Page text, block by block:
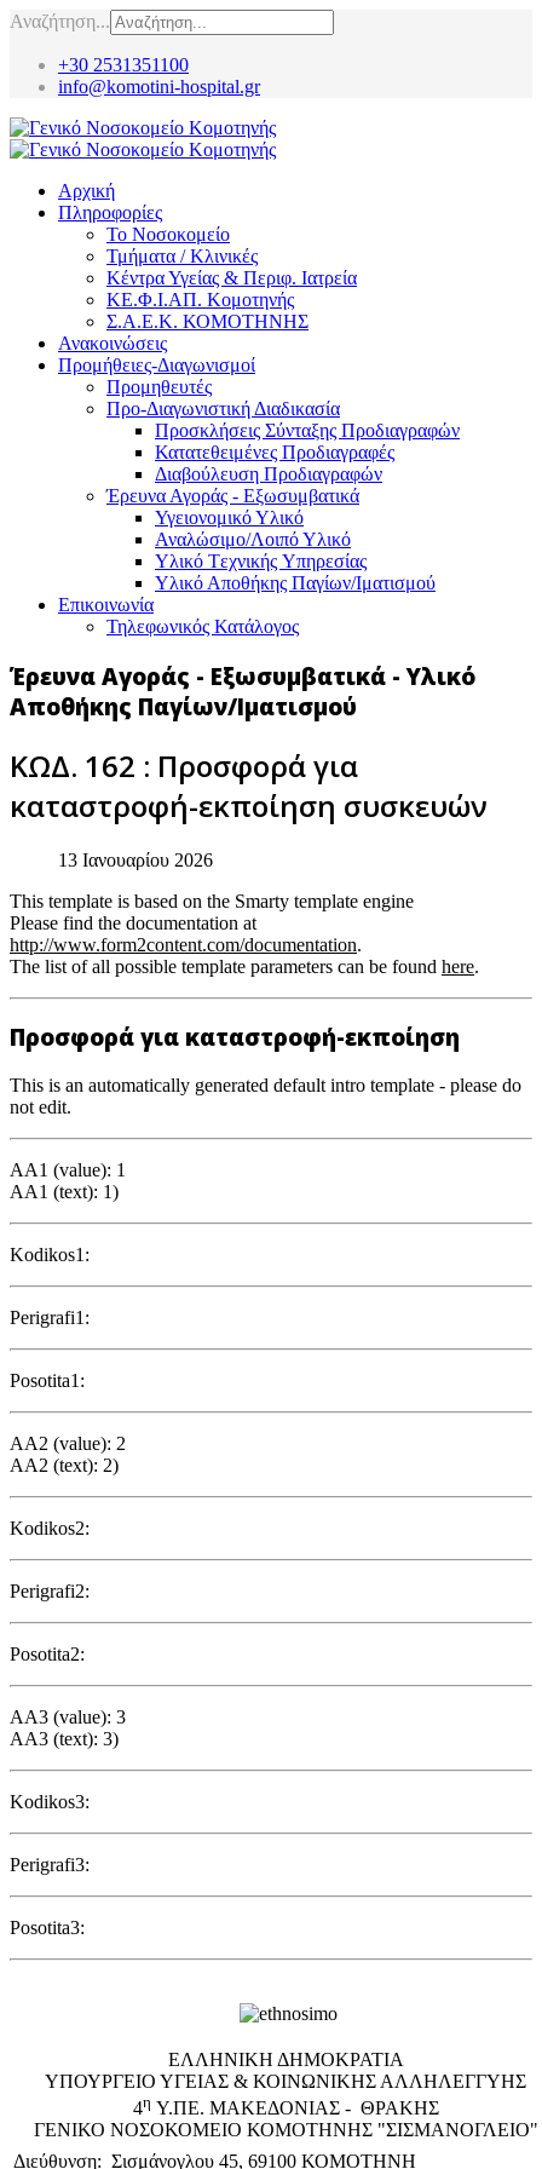
Αναζήτηση...
+30 2531351100
info@komotini-hospital.gr
Αρχική
Πληροφορίες
Το Νοσοκομείο
Τμήματα / Κλινικές
Κέντρα Υγείας & Περιφ. Ιατρεία
ΚΕ.Φ.Ι.ΑΠ. Κομοτηνής
Σ.Α.Ε.Κ. ΚΟΜΟΤΗΝΗΣ
Ανακοινώσεις
Προμήθειες-Διαγωνισμοί
Προμηθευτές
Προ-Διαγωνιστική Διαδικασία
Προσκλήσεις Σύνταξης Προδιαγραφών
Κατατεθειμένες Προδιαγραφές
Διαβούλευση Προδιαγραφών
Έρευνα Αγοράς - Εξωσυμβατικά
Υγειονομικό Υλικό
Αναλώσιμο/Λοιπό Υλικό
Υλικό Tεχνικής Yπηρεσίας
Υλικό Αποθήκης Παγίων/Ιματισμού
Επικοινωνία
Τηλεφωνικός Κατάλογος
Έρευνα Αγοράς - Εξωσυμβατικά - Υλικό
Αποθήκης Παγίων/Ιματισμού
ΚΩΔ. 162 : Προσφορά για
καταστροφή-εκποίηση συσκευών
13 Ιανουαρίου 2026
This template is based on the Smarty template engine
Please find the documentation at
http://www.form2content.com/documentation.
The list of all possible template parameters can be found here.
Προσφορά για καταστροφή-εκποίηση
This is an automatically generated default intro template - please do
not edit.
AA1 (value): 1
AA1 (text): 1)
Kodikos1:
Perigrafi1:
Posotita1:
AA2 (value): 2
AA2 (text): 2)
Kodikos2:
Perigrafi2:
Posotita2:
AA3 (value): 3
AA3 (text): 3)
Kodikos3:
Perigrafi3:
Posotita3:
EΛΛΗΝΙΚΗ ΔΗΜΟΚΡΑΤΙΑ
ΥΠΟΥΡΓΕΙΟ ΥΓΕΙΑΣ & ΚΟΙΝΩΝΙΚΗΣ ΑΛΛΗΛΕΓΓΥΗΣ
4η Υ.ΠΕ. ΜΑΚΕΔΟΝΙΑΣ - ΘΡΑΚΗΣ
ΓΕΝΙΚΟ NΟΣΟΚΟΜΕΙΟ ΚΟΜΟΤΗΝΗΣ "ΣΙΣΜΑΝΟΓΛΕΙΟ"
Διεύθυνση: Σισμάνογλου 45, 69100 ΚΟΜΟΤΗΝΗ